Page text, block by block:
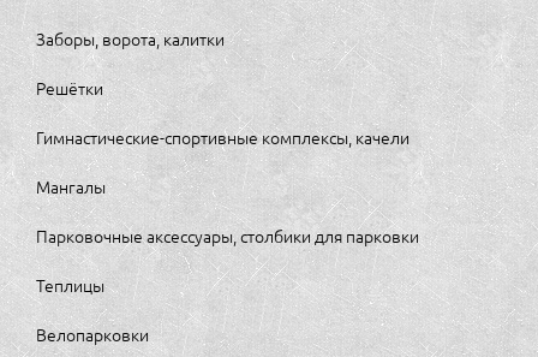
Заборы, ворота, калитки
Решётки
Гимнастические-спортивные комплексы, качели
Мангалы
Парковочные аксессуары, столбики для парковки
Теплицы
Велопарковки